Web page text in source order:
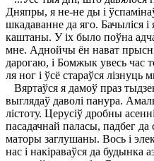
Дняпры, я не-не ды і
шкадаванне да яго. Бачыліся
каштаны. У іх было поўна
мне. Аднойчы ён нават
дарогаю, і Бомжык увесь час
ля ног і ўсё стараўся лізнуць
Вяртаўся я дамоў праз
выглядаў даволі панура.
лістоту. Церусіў дробны
пасадачнай паласы, падбег да
маторы заглушаны. Вось і
нас і накіраваўся да будынка